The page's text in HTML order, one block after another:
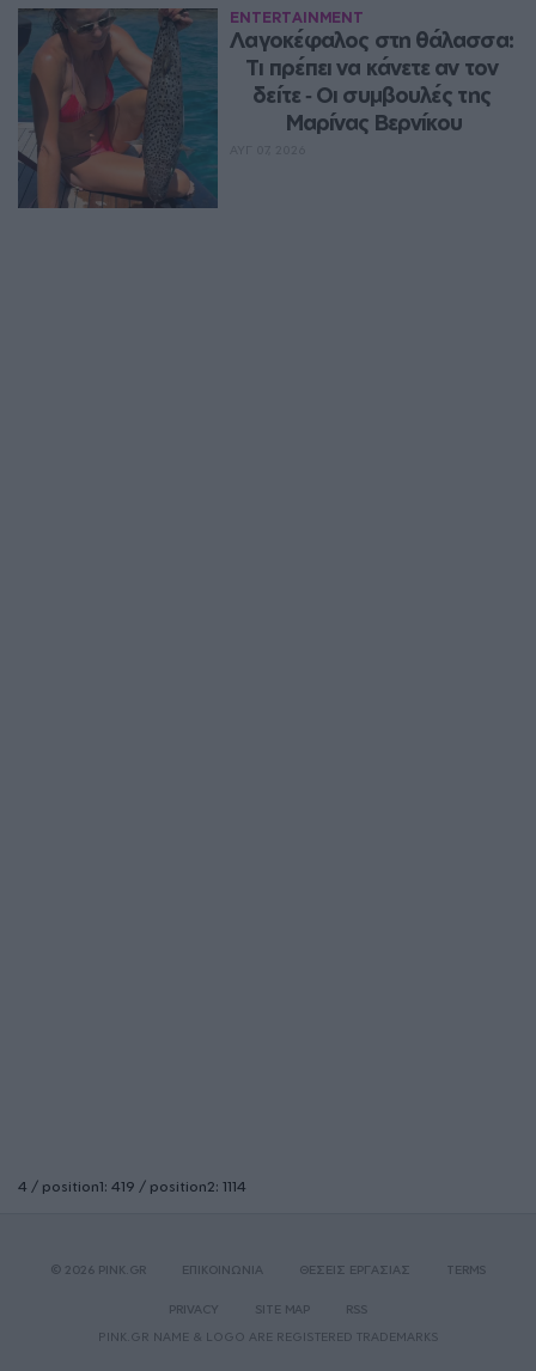
ENTERTAINMENT
Λαγοκέφαλος στη θάλασσα:
Τι πρέπει να κάνετε αν τον
δείτε ‑ Οι συμβουλές της
Μαρίνας Βερνίκου
4 / position1: 419 / position2: 1114
© 2026 PINK.GR ΕΠΙΚΟΙΝΩΝΙΑ ΘΕΣΕΙΣ ΕΡΓΑΣΙΑΣ TERMS
PRIVACY SITE MAP
RSS
PINK.GR NAME & LOGO ARE REGISTERED TRADEMARKS